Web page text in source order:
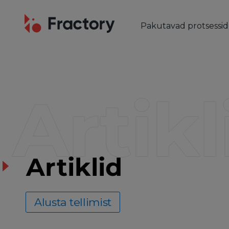
Pakutavad protsessid
Artiklid
Alusta tellimist